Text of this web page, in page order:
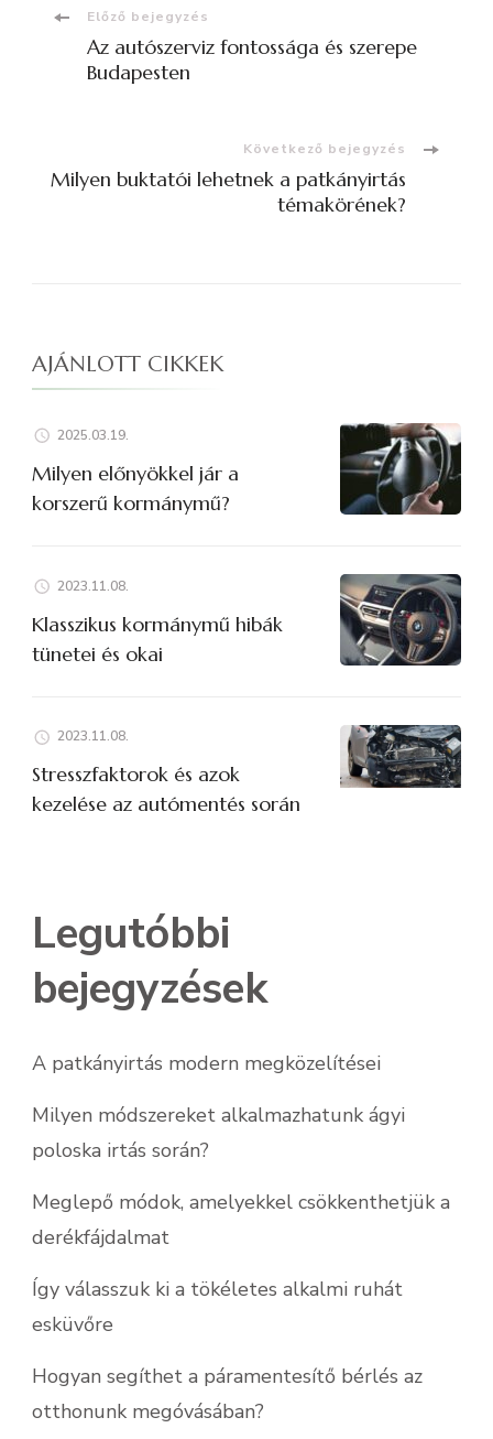
Bejegyzések
navigációja
Előző bejegyzés
Az autószerviz fontossága és szerepe
Budapesten
Következő bejegyzés
Milyen buktatói lehetnek a patkányirtás
témakörének?
AJÁNLOTT CIKKEK
2025.03.19.
Milyen előnyökkel jár a
korszerű kormánymű?
2023.11.08.
Klasszikus kormánymű hibák
tünetei és okai
2023.11.08.
Stresszfaktorok és azok
kezelése az autómentés során
Legutóbbi
bejegyzések
A patkányirtás modern megközelítései
Milyen módszereket alkalmazhatunk ágyi
poloska irtás során?
Meglepő módok, amelyekkel csökkenthetjük a
derékfájdalmat
Így válasszuk ki a tökéletes alkalmi ruhát
esküvőre
Hogyan segíthet a páramentesítő bérlés az
otthonunk megóvásában?